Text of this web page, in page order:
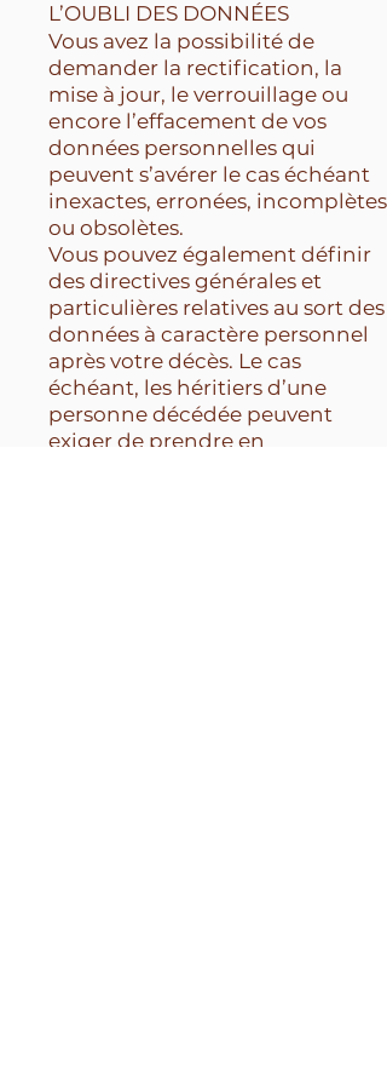
L’OUBLI DES DONNÉES
Vous avez la possibilité de
demander la rectification, la
mise à jour, le verrouillage ou
encore l’effacement de vos
données personnelles qui
peuvent s’avérer le cas échéant
inexactes, erronées, incomplètes
ou obsolètes.
Vous pouvez également définir
des directives générales et
particulières relatives au sort des
données à caractère personnel
après votre décès. Le cas
échéant, les héritiers d’une
personne décédée peuvent
exiger de prendre en